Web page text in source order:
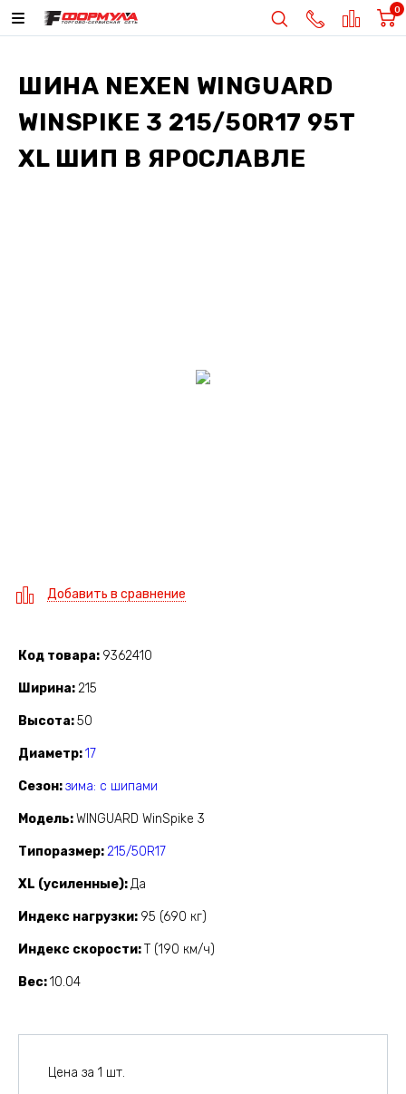
0
ШИНА NEXEN WINGUARD
WINSPIKE 3 215/50R17 95T
XL ШИП В ЯРОСЛАВЛЕ
Добавить в сравнение
Код товара 9362410
Ширина 215
Высота 50
Диаметр 17
Сезон зима: с шипами
Модель WINGUARD WinSpike 3
Типоразмер 215/50R17
XL (усиленные) Да
Индекс нагрузки 95 (690 кг)
Индекс скорости T (190 км/ч)
Вес 10.04
Цена за 1 шт.